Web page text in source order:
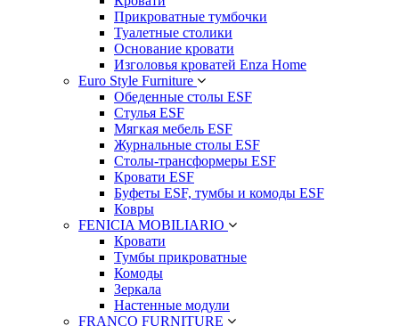
Прикроватные тумбочки
Туалетные столики
Основание кровати
Изголовья кроватей Enza Home
Euro Style Furniture
Обеденные столы ESF
Стулья ESF
Мягкая мебель ESF
Журнальные столы ESF
Столы-трансформеры ESF
Кровати ESF
Буфеты ESF, тумбы и комоды ESF
Ковры
FENICIA MOBILIARIO
Кровати
Тумбы прикроватные
Комоды
Зеркала
Настенные модули
FRANCO FURNITURE